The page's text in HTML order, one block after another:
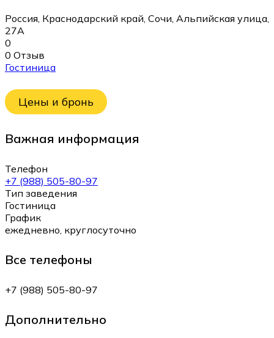
Россия, Краснодарский край, Сочи, Альпийская улица,
27А
0
0 Отзыв
Гостиница
Цены и бронь
Важная информация
Телефон
+7 (988) 505-80-97
Тип заведения
Гостиница
График
ежедневно, круглосуточно
Все телефоны
+7 (988) 505-80-97
Дополнительно